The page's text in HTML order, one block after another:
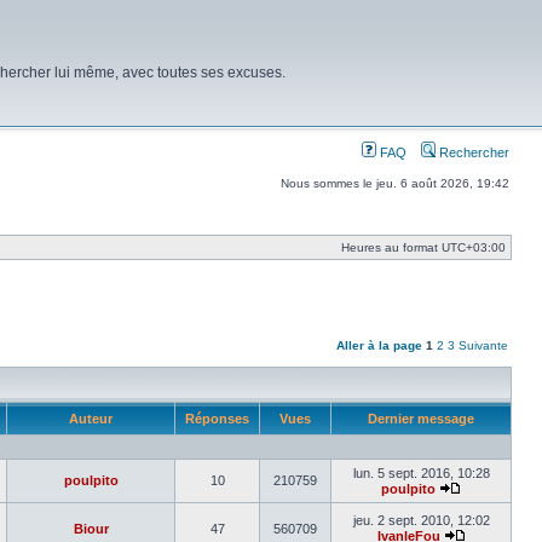
lui même, avec toutes ses excuses.
FAQ Rechercher
Nous sommes le jeu. 6 août 2026, 19:42
Heures au format UTC+03:00
Aller à la page 1 2 3 Suivante
Auteur Réponses Vues Dernier message
poulpito 10 210759
lun. 5 sept. 2016, 10:28
poulpito
Voir
le
dernier
Biour 47 560709
jeu. 2 sept. 2010, 12:02
IvanleFou